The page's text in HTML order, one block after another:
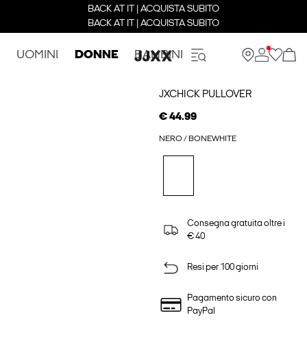
BACK AT IT | ACQUISTA SUBITO
BACK AT IT | ACQUISTA SUBITO
UOMINI DONNE BAMBINI
JXCHICK PULLOVER
€ 44.99
NERO / BONEWHITE
Consegna gratuita oltre i
€ 40
Resi per 100 giorni
Pagamento sicuro con
PayPal